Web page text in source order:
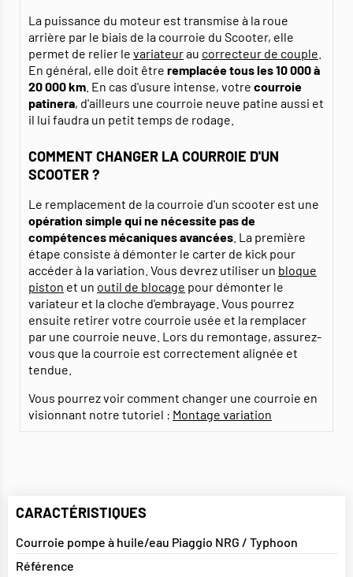
La puissance du moteur est transmise à la roue
arrière par le biais de la courroie du Scooter, elle
permet de relier le variateurau correcteur de couple
En général, elle doit être remplacée tous les 10 000 à
20 000 km . En cas d'usure intense, votre courroie
patinera, d'ailleurs une courroie neuve patine aussi et
il lui faudra un petit temps de rodage.
COMMENT CHANGER LA COURROIE D'UN
SCOOTER ?
Le remplacement de la courroie d'un scooter est une
opération simple qui ne nécessite pas de
compétences mécaniques avancées . La première
étape consiste à démonter le carter de kick pour
accéder à la variation. Vous devrez utiliser un bloque
piston et un outil de blocage pour démonter le
variateur et la cloche d'embrayage. Vous pourrez
ensuite retirer votre courroie usée et la remplacer
par une courroie neuve. Lors du remontage, assurez-
vous que la courroie est correctement alignée et
tendue.
Vous pourrez voir comment changer une courroie en
visionnant notre tutoriel : Montage variation
CARACTÉRISTIQUES
Courroie pompe à huile/eau Piaggio NRG / Typhoon
Référence